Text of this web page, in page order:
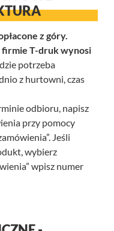
z góry.
firmie T-druk wynosi
potrzeba
z hurtowni, czas
odbioru, napisz
przy pomocy
Jeśli
wybierz
wpisz numer